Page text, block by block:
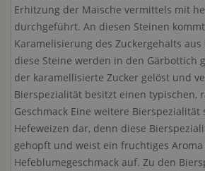
Erhitzung der Maische vermittels mit
durchgeführt. An diesen Steinen
Karamelisierung des Zuckergehalts
diese Steine werden in den Gärbottich
der karamellisierte Zucker gelöst und
Bierspezialität besitzt einen typischen,
Geschmack Eine weitere Bierspezialität
Hefeweizen dar, denn diese
gehopft und weist ein fruchtiges
Hefeblumegeschmack auf. Zu den